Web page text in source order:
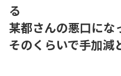
る
某都さんの悪口にな
そのくらいで手加減